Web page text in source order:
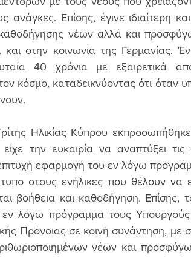
ανάγκες. Επίσης, έγινε ιδιαίτερη
νέων αλλά και
και στην κοινωνία της Γερμανίας.
40 χρόνια με εξαιρετικά
κόσμο, καταδεικνύοντας ότι όταν
Ηλικίας Κύπρου
την ευκαιρία να αναπτύξει τις
εφαρμογή του εν λόγω
στους ενήλικες που θέλουν να
βοήθεια και καθοδήγηση. Επίσης,
λόγω πρόγραμμα τους
Πρόνοιας σε κοινή συνάντηση, με
νέων και